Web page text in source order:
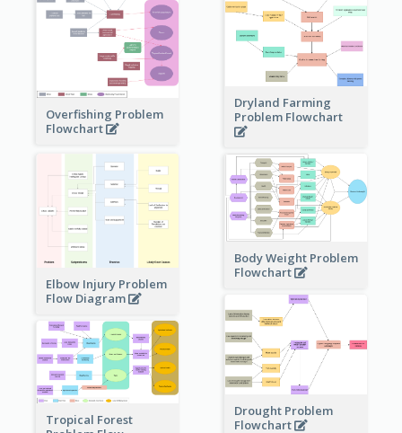
Overfishing Problem
Flowchart
Dryland Farming
Problem Flowchart
Elbow Injury Problem
Flow Diagram
Body Weight Problem
Flowchart
Drought Problem
Flowchart
Tropical Forest